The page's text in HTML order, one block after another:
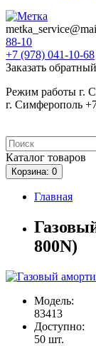
88-10
+7 (978) 041-10-68
Заказать
Режим работы г.
г. Симферополь
Каталог товаров
Корзина: 0
Главная
800N)
Модель:
83413
Доступно:
50 шт.